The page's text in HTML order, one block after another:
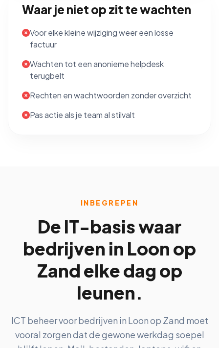
Waar je niet op zit te wachten
Voor elke kleine wijziging weer een losse
factuur
Wachten tot een anonieme helpdesk
terugbelt
Rechten en wachtwoorden zonder overzicht
Pas actie als je team al stilvalt
INBEGREPEN
De IT-basis waar
bedrijven in Loon op
Zand elke dag op
leunen.
ICT beheer voor bedrijven in Loon op Zand moet
vooral zorgen dat de gewone werkdag soepel